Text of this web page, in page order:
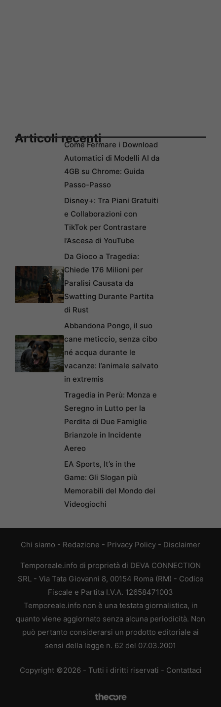
Articoli recentiCome Fermare i Download
Automatici di Modelli AI da
4GB su Chrome: Guida
Passo-Passo
Disney+: Tra Piani Gratuiti
e Collaborazioni con
TikTok per Contrastare
l’Ascesa di YouTube
Da Gioco a Tragedia:
Chiede 176 Milioni per
Paralisi Causata da
Swatting Durante Partita
di Rust
Abbandona Pongo, il suo
cane meticcio, senza cibo
né acqua durante le
vacanze: l’animale salvato
in extremis
Tragedia in Perù: Monza e
Seregno in Lutto per la
Perdita di Due Famiglie
Brianzole in Incidente
Aereo
EA Sports, It’s in the
Game: Gli Slogan più
Memorabili del Mondo dei
Videogiochi
Chi siamo - Redazione - Privacy Policy - Disclaimer
Temporeale.info di proprietà di DEVA CONNECTION
SRL - Via Tata Giovanni 8, 00154 Roma (RM) - Codice
Fiscale e Partita I.V.A. 12658471003
Temporeale.info non è una testata giornalistica, in
quanto viene aggiornato senza alcuna periodicità. Non
può pertanto considerarsi un prodotto editoriale ai
sensi della legge n. 62 del 07.03.2001
Copyright ©2026 - Tutti i diritti riservati - Contattaci